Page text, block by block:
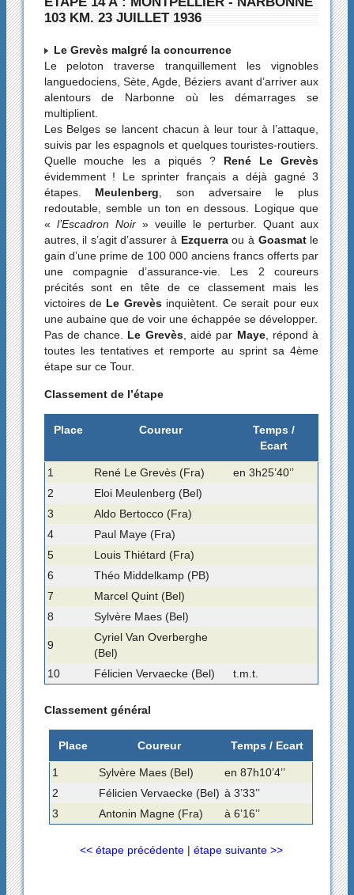
103 KM. 23 JUILLET 1936
Le Grevès malgré la concurrence
Le peloton traverse tranquillement les vignobles
languedociens, Sète, Agde, Béziers avant d’arriver aux
alentours de Narbonne où les démarrages se
multiplient.
Les Belges se lancent chacun à leur tour à l’attaque,
suivis par les espagnols et quelques touristes-routiers.
Quelle mouche les a piqués ? René Le Grevès
évidemment ! Le sprinter français a déjà gagné 3
étapes. Meulenberg, son adversaire le plus
redoutable, semble un ton en dessous. Logique que
« l’Escadron Noir» veuille le perturber. Quant aux
autres, il s’agit d’assurer à Ezquerraou à Goasmatle
gain d’une prime de 100 000 anciens francs offerts par
une compagnie d’assurance-vie. Les 2 coureurs
précités sont en tête de ce classement mais les
victoires de Le Grevèsinquiètent. Ce serait pour eux
une aubaine que de voir une échappée se développer.
Pas de chance. Le Grevès, aidé par Maye, répond à
toutes les tentatives et remporte au sprint sa 4ème
étape sur ce Tour.
Classement de l’étape
Place Coureur
Temps /
Ecart
1 René Le Grevès (Fra)
en 3h25’40’’
2
Eloi Meulenberg (Bel)
3
Aldo Bertocco (Fra)
4
Paul Maye (Fra)
5
Louis Thiétard (Fra)
6
Théo Middelkamp (PB)
7
Marcel Quint (Bel)
8
Sylvère Maes (Bel)
9
Cyriel Van Overberghe
(Bel)
10
Félicien Vervaecke (Bel) t.m.t.
Classement général
Place Coureur Temps / Ecart
1 Sylvère Maes (Bel)
en 87h10’4’’
2
Félicien Vervaecke (Bel) à 3’33’’
3
Antonin Magne (Fra) à 6’16’’
<< étape précédente| étape suivante >>